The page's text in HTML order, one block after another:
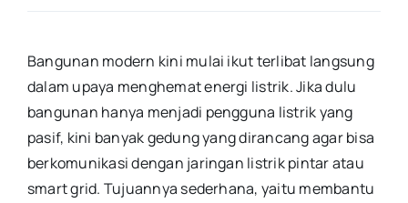
Bangunan modern kini mulai ikut terlibat langsung
dalam upaya menghemat energi listrik. Jika dulu
bangunan hanya menjadi pengguna listrik yang
pasif, kini banyak gedung yang dirancang agar bisa
berkomunikasi dengan jaringan listrik pintar atau
smart grid. Tujuannya sederhana, yaitu membantu